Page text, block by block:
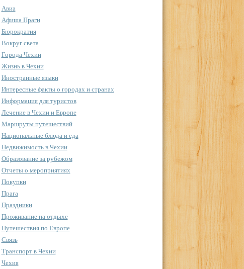
Авиа
Афиша Праги
Бюрократия
Вокруг света
Города Чехии
Жизнь в Чехии
Иностранные языки
Интересные факты о городах и странах
Информация для туристов
Лечение в Чехии и Европе
Маршруты путешествий
Национальные блюда и еда
Недвижимость в Чехии
Образование за рубежом
Отчеты о мероприятиях
Покупки
Прага
Праздники
Проживание на отдыхе
Путешествия по Европе
Связь
Транспорт в Чехии
Чехия